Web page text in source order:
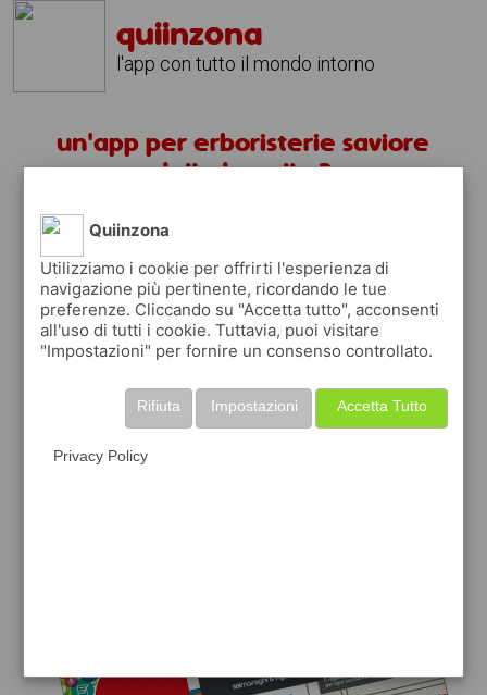
quiinzona
l'app con tutto il mondo intorno
un'app per erboristerie saviore
delladamello ?
scarica gratis app
quiinzona è una app
gratuita
che ti aiuta se cerchi 'un'app per
ti premia ogni volta che la usi
raccogli punti da convertire inbuoni sconto
Quiinzona
Utilizziamo i cookie per offrirti l'esperienza di
navigazione più pertinente, ricordando le tue
preferenze. Cliccando su "Accetta tutto", acconsenti
all'uso di tutti i cookie. Tuttavia, puoi visitare
"Impostazioni" per fornire un consenso controllato.
Accetta Tutto
Impostazioni
Rifiuta
Privacy Policy